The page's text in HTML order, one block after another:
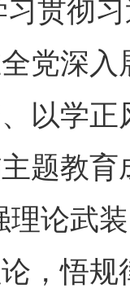
彻习
党深
以学
题教
理论武
，悟